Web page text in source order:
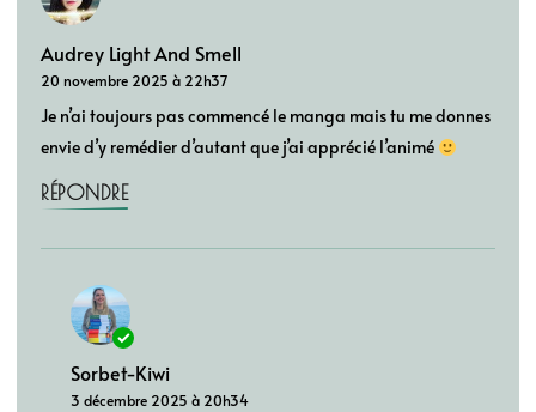
Audrey Light And Smell
20 novembre 2025 à 22h37
Je n’ai toujours pas commencé le manga mais tu me donnes
envie d’y remédier d’autant que j’ai apprécié l’animé
RÉPONDRE
Sorbet-Kiwi
3 décembre 2025 à 20h34